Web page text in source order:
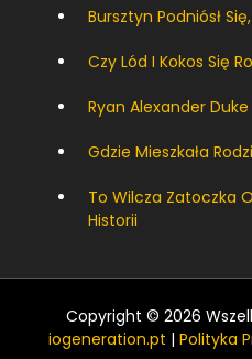
Bursztyn Podniósł
Czy Lód I Kokos Się
Ryan Alexander Duke
Gdzie Mieszkała
To Wilcza Zatoczka
Historii
Copyright © 2026
iogeneration.pt | Polityka